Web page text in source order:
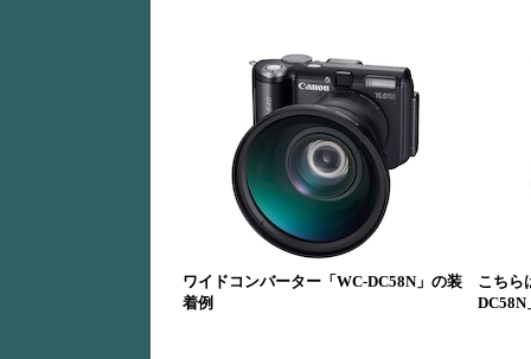
ワイドコンバーター「WC-DC58N」の装
着例
こちら